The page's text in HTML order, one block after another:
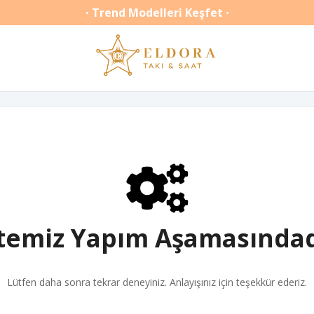
• Trend Modelleri Keşfet •
Yapım
Lütfen daha sonra tekrar deneyiniz. Anlayışınız için teşekkür ederiz.